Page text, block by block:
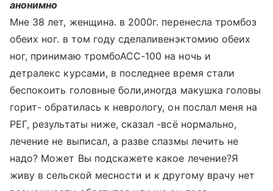
анонимно
Мне 38 лет, женщина. в 2000г. перенесла тромбоз
обеих ног. в том году сделаливенэктомию обеих
ног, принимаю тромбоАСС-100 на ночь и
детралекс курсами, в последнее время стали
беспокоить головные боли,иногда макушка головы
горит- обратилась к неврологу, он послал меня на
РЕГ, результаты ниже, сказал -всё нормально,
лечение не выписал, а разве спазмы лечить не
надо? Может Вы подскажете какое лечение?Я
живу в сельской месности и к другому врачу нет